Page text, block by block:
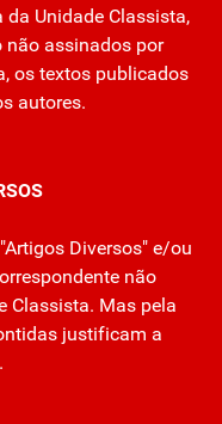
Unidade Classista,
não assinados por
os textos publicados
autores.
Diversos" e/ou
não
Classista. Mas pela
justificam a